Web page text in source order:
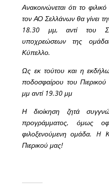
Ανακοινώνεται ότι το
τον ΑΟ Σελλάνων θα γίνει
18.30 μμ, αντί του
υποχρεώσεων της
Κύπελλο.
Ως εκ τούτου και η
ποδοσφαίρου του
μμ αντί 19.30 μμ
Η διοίκηση ζητά
προγράμματος, όμως
φιλοξενούμενη ομάδα. H
Πιερικού μας!